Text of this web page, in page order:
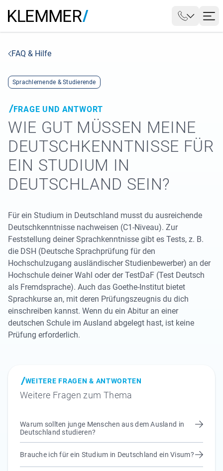
FAQ & Hilfe
Sprachlernende & Studierende
FRAGE UND ANTWORT
WIE GUT MÜSSEN MEINE
DEUTSCHKENNTNISSE FÜR
EIN STUDIUM IN
DEUTSCHLAND SEIN?
Für ein Studium in Deutschland musst du ausreichende
Deutschkenntnisse nachweisen (C1-Niveau). Zur
Feststellung deiner Sprachkenntnisse gibt es Tests, z. B.
die DSH (Deutsche Sprachprüfung für den
Hochschulzugang ausländischer Studienbewerber) an der
Hochschule deiner Wahl oder der TestDaF (Test Deutsch
als Fremdsprache). Auch das Goethe-Institut bietet
Sprachkurse an, mit deren Prüfungszeugnis du dich
einschreiben kannst. Wenn du ein Abitur an einer
deutschen Schule im Ausland abgelegt hast, ist keine
Prüfung erforderlich.
WEITERE FRAGEN & ANTWORTEN
Weitere Fragen zum Thema
Warum sollten junge Menschen aus dem Ausland in
Deutschland studieren?
Brauche ich für ein Studium in Deutschland ein Visum?